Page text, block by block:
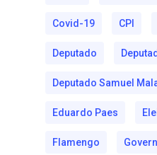
Covid-19 CPI
Deputado
Deputado Samuel
Eduardo Paes
Flamengo